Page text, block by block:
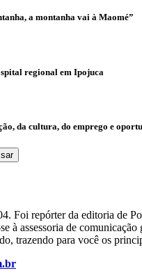
a montanha vai à Maomé”
regional em Ipojuca
da cultura, do emprego e
Foi repórter da editoria de
à assessoria de
trazendo para você os